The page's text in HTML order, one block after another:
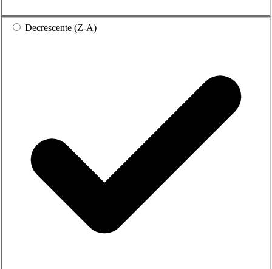
Decrescente (Z-A)